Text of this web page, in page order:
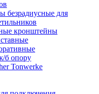
безрадиусные для
кронштейны
б опору
Tonwerke